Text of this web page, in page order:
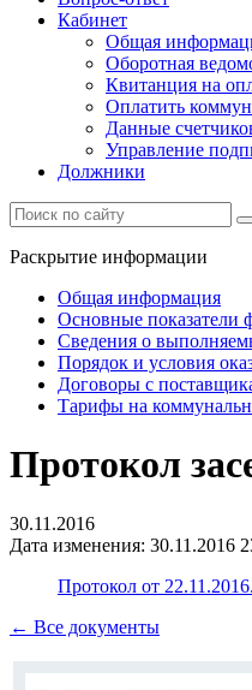
Кабинет
Общая
Оборотная
Квитанция на
Оплатить
Данные
Управление
Должники
Раскрытие информации
Общая информация
Основные показатели
Сведения о
Порядок и условия
Договоры с
Тарифы на
Протокол
30.11.2016
Дата изменения: 30.11.2016
Протокол от
← Все документы